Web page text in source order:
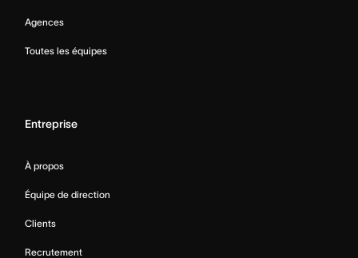
Agences
Toutes les équipes
Entreprise
À propos
Équipe de direction
Clients
Recrutement